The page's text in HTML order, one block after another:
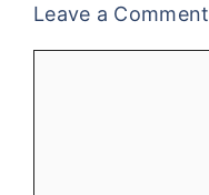
Leave a Comment